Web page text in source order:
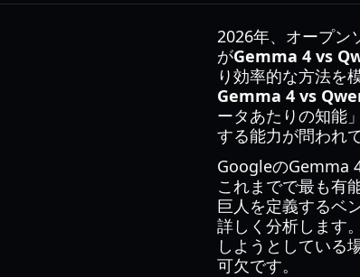
2026年、オープン
がGemma 4 vs
り効率的な方法を
Gemma 4 vs
ータあたりの知能
する能力が問われ
GoogleのGemma
これまでで最も有
巨人を定義するベ
詳しく分析します
しようとしている
可欠です。